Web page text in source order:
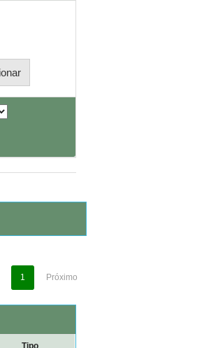
1 Próximo
Tipo